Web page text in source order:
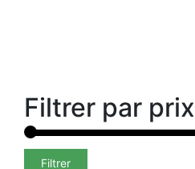
Filtrer par prix
Filtrer